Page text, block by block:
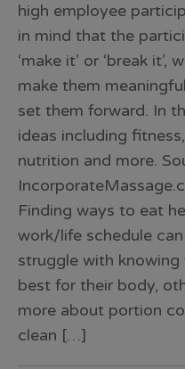
high employee
in mind that the
‘make it’ or ‘break
make them
set them forward. In
ideas including
nutrition and more.
Finding ways to eat
work/life schedule
struggle with
best for their body,
more about portion
clean […]